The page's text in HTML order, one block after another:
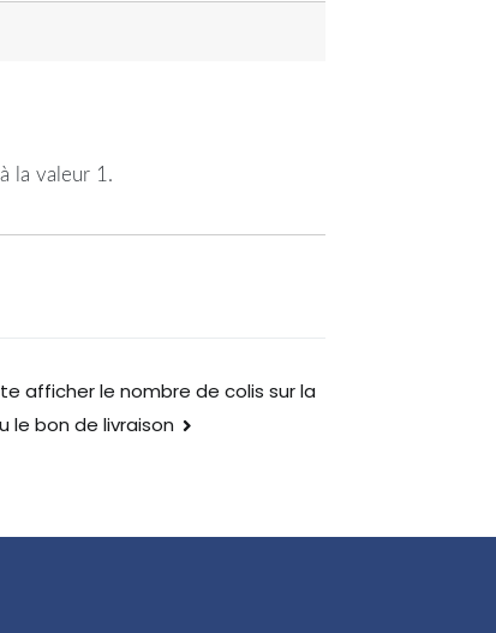
la valeur 1.
afficher le nombre de colis sur la
le bon de livraison